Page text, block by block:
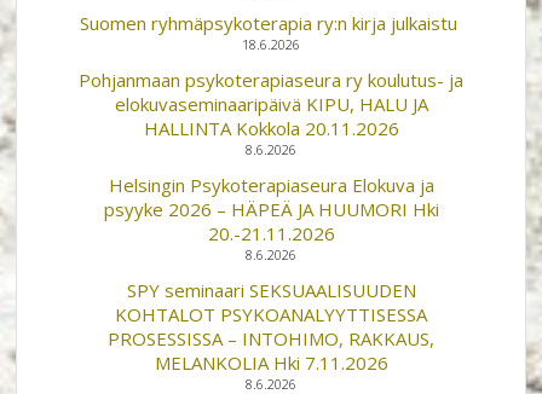
Suomen ryhmäpsykoterapia ry:n kirja julkaistu
18.6.2026
Pohjanmaan psykoterapiaseura ry koulutus- ja
elokuvaseminaaripäivä KIPU, HALU JA
HALLINTA Kokkola 20.11.2026
8.6.2026
Helsingin Psykoterapiaseura Elokuva ja
psyyke 2026 – HÄPEÄ JA HUUMORI Hki
20.-21.11.2026
8.6.2026
SPY seminaari SEKSUAALISUUDEN
KOHTALOT PSYKOANALYYTTISESSA
PROSESSISSA – INTOHIMO, RAKKAUS,
MELANKOLIA Hki 7.11.2026
8.6.2026